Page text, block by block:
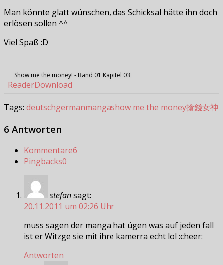
Man könnte glatt wünschen, das Schicksal hätte ihn doch
erlösen sollen ^^
Viel Spaß :D
Show me the money! - Band 01 Kapitel 03
ReaderDownload
Tags: deutschgermanmangashow me the money搶錢女神
6 Antworten
Kommentare6
Pingbacks0
stefansagt:
20.11.2011 um 02:26 Uhr
muss sagen der manga hat ügen was auf jeden fall
ist er Witzge sie mit ihre kamerra echt lol :cheer:
Antworten